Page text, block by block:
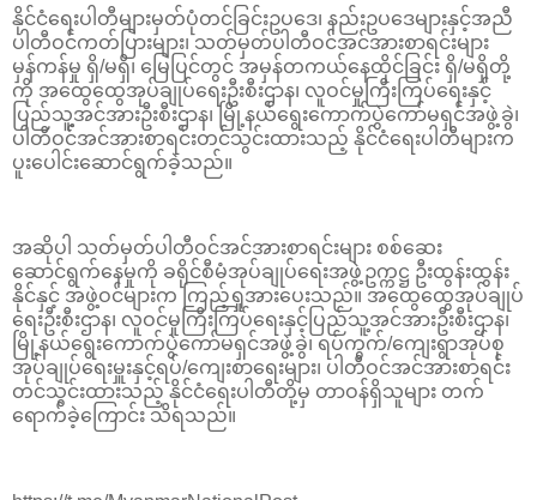
နိုင်ငံရေးပါတီများမှတ်ပုံတင်ခြင်းဥပဒေ၊ နည်းဥပဒေများနှင့်အညီ
ပါတီဝင်ကတ်ပြားများ၊ သတ်မှတ်ပါတီဝင်အင်အားစာရင်းများ
မှန်ကန်မှု ရှိ/မရှိ၊ မြေပြင်တွင် အမှန်တကယ်နေထိုင်ခြင်း ရှိ/မရှိတို့
ကို အထွေထွေအုပ်ချုပ်ရေးဦးစီးဌာန၊ လူဝင်မှုကြီးကြပ်ရေးနှင့်
ပြည်သူ့အင်အားဦးစီးဌာန၊ မြို့နယ်ရွေးကောက်ပွဲကော်မရှင်အဖွဲ့ခွဲ၊
ပါတီဝင်အင်အားစာရင်းတင်သွင်းထားသည့် နိုင်ငံရေးပါတီများက
ပူးပေါင်းဆောင်ရွက်ခဲ့သည်။
အဆိုပါ သတ်မှတ်ပါတီဝင်အင်အားစာရင်းများ စစ်ဆေး
ဆောင်ရွက်နေမှုကို ခရိုင်စီမံအုပ်ချုပ်ရေးအဖွဲ့ဥက္ကဋ္ဌ ဦးထွန်းထွန်း
နိုင်နှင့် အဖွဲ့ဝင်များက ကြည့်ရှုအားပေးသည်။ အထွေထွေအုပ်ချုပ်
ရေးဦးစီးဌာန၊ လူဝင်မှုကြီးကြပ်ရေးနှင့်ပြည်သူ့အင်အားဦးစီးဌာန၊
မြို့နယ်ရွေးကောက်ပွဲကော်မရှင်အဖွဲ့ခွဲ၊ ရပ်ကွက်/ကျေးရွာအုပ်စု
အုပ်ချုပ်ရေးမှူးနှင့်ရပ်/ကျေးစာရေးများ၊ ပါတီဝင်အင်အားစာရင်း
တင်သွင်းထားသည့် နိုင်ငံရေးပါတီတို့မှ တာဝန်ရှိသူများ တက်
ရောက်ခဲ့ကြောင်း သိရသည်။